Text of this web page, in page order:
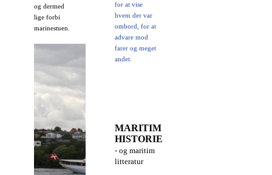
og dermed
lige forbi
marinestuen.
for at vise
hvem der var
ombord, for at
advare mod
farer og meget
andet.
MARITIM
HISTORIE
- og maritim
litteratur